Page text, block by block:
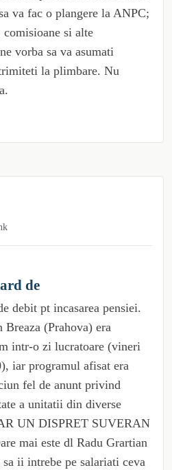
va fac o plangere la ANPC;
si alte
vorba sa va asumati
la plimbare. Nu
de
debit pt incasarea pensiei.
(Prahova) era
intr-o zi lucratoare (vineri
iar programul afisat era
fel de anunt privind
a unitatii din diverse
UN DISPRET SUVERAN
mai este dl Radu Grartian
ii intrebe pe salariati ceva